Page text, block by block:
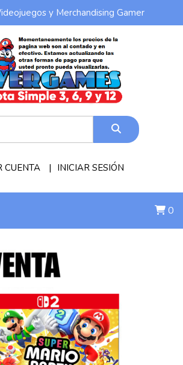
y Merchandising Gamer
CUENTA INICIAR SESIÓN
0